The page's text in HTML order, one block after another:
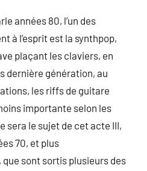
années 80, l’un des
à l’esprit est la synthpop,
plaçant les claviers, en
dernière génération, au
les riffs de guitare
importante selon les
sera le sujet de cet acte III,
70, et plus
sont sortis plusieurs des